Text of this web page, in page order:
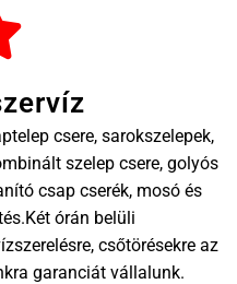
csere, sarokszelepek,
szelep csere, golyós
csap cserék, mosó és
órán belüli
csőtörésekre az
garanciát vállalunk.